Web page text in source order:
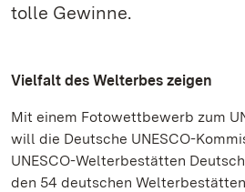
tolle Gewinne.
Vielfalt des Welterbes zeigen
Mit einem Fotowettbewerb zum
will die Deutsche UNESCO-
UNESCO-Welterbestätten
den 54 deutschen